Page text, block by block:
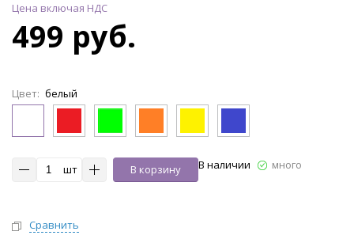
Цена включая НДС
499 руб.
Цвет: белый
шт В корзину В наличии много
Сравнить